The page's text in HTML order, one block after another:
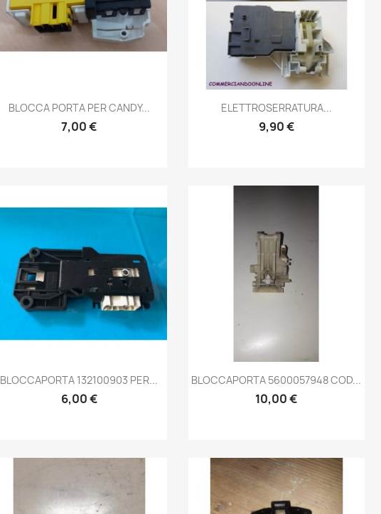
Anteprima
BLOCCA PORTA PER CANDY...
7,00 €
Anteprima
ELETTROSERRATURA...
9,90 €
Anteprima
BLOCCAPORTA 132100903 PER...
6,00 €
Anteprima
BLOCCAPORTA 5600057948 COD...
10,00 €